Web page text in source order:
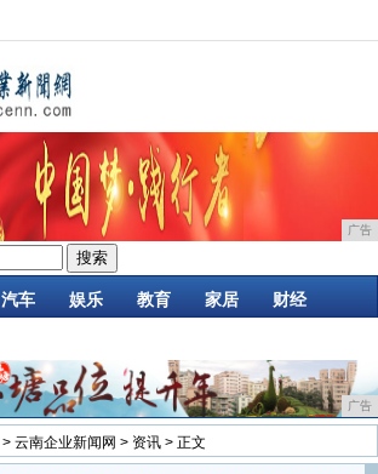
广告
汽车 娱乐 教育 家居 财经
广告
> 云南企业新闻网 > 资讯 > 正文